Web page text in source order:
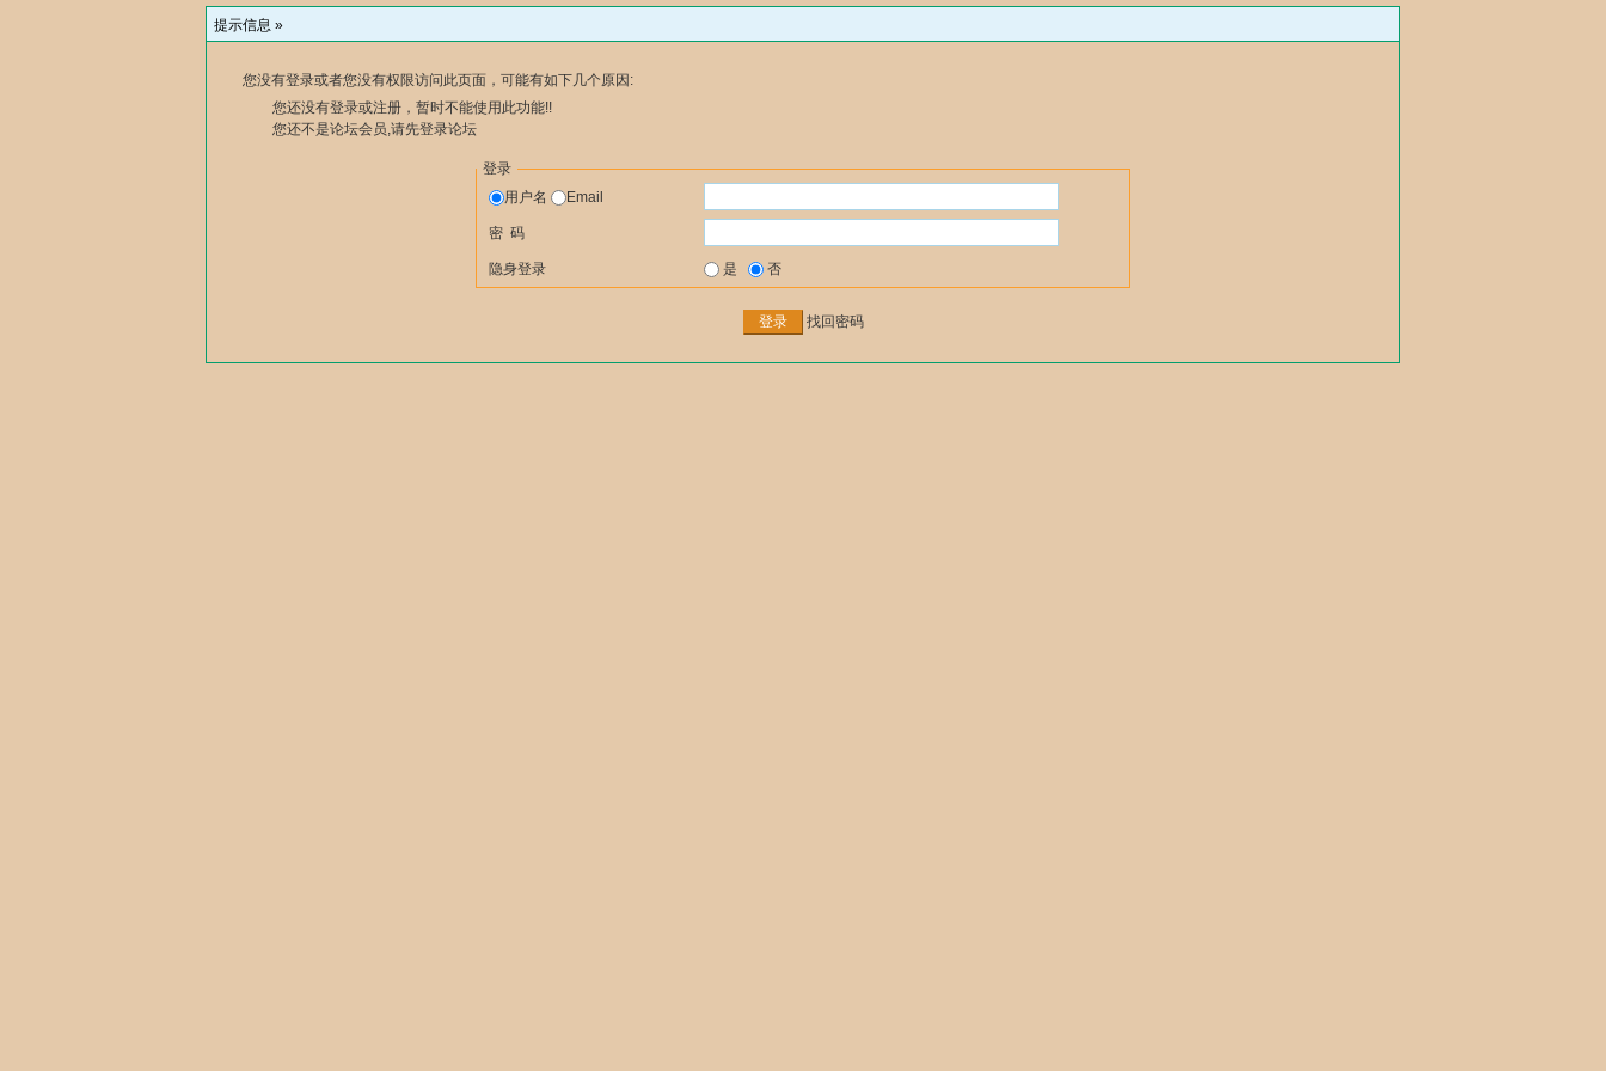
提示信息 »
您没有登录或者您没有权限访问此页面，可能有如下几个原因:
您还没有登录或注册，暂时不能使用此功能!!
您还不是论坛会员,请先登录论坛
登录
用户名
Email
密 码
隐身登录 是 否
找回密码